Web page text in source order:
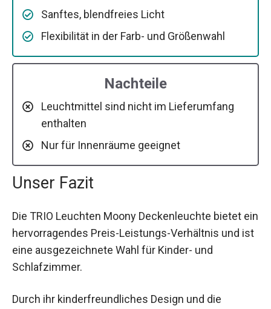
Sanftes, blendfreies Licht
Flexibilität in der Farb- und Größenwahl
Nachteile
Leuchtmittel sind nicht im Lieferumfang
enthalten
Nur für Innenräume geeignet
Unser Fazit
Die TRIO Leuchten Moony Deckenleuchte bietet ein
hervorragendes Preis-Leistungs-Verhältnis und ist
eine ausgezeichnete Wahl für Kinder- und
Schlafzimmer.
Durch ihr kinderfreundliches Design und die